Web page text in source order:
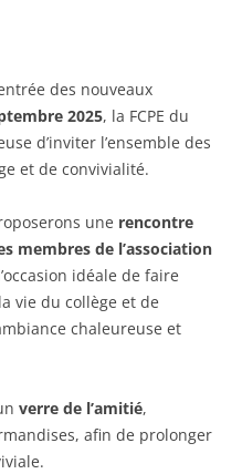
des nouveaux
2025, la FCPE du
d’inviter l’ensemble des
et de convivialité.
une rencontre
membres de l’association
idéale de faire
vie du collège et de
chaleureuse et
verre de l’amitié,
afin de prolonger